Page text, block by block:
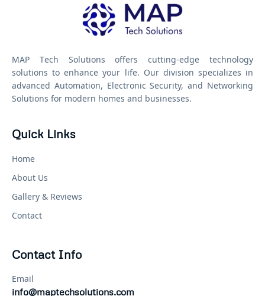
MAP Tech Solutions offers cutting-edge technology
solutions to enhance your life. Our division specializes in
advanced Automation, Electronic Security, and Networking
Solutions for modern homes and businesses.
Quick Links
Home
About Us
Gallery & Reviews
Contact
Contact Info
Email
info@maptechsolutions.com